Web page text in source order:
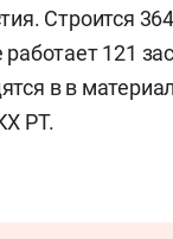
Строится
121
в в
РТ.